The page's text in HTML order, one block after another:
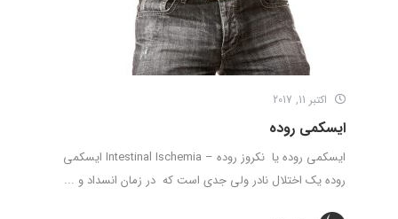
اکتبر 11, 2017
ایسکمی روده
ایسکمی روده یا نکروز روده – Intestinal Ischemia ایسکمی
روده یک اختلال نادر ولی جدی است که در زمان انسداد و ...